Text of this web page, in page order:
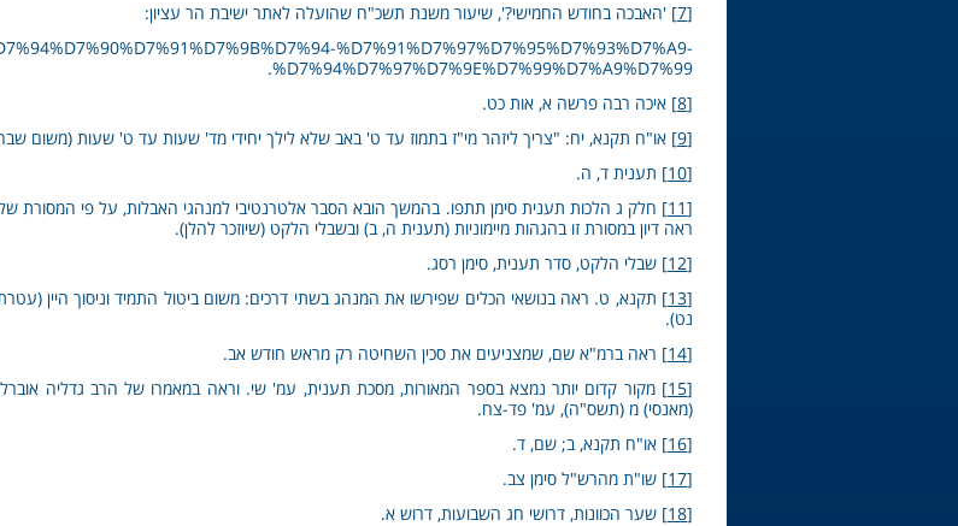
[7]
'האבכה בחודש החמישי?', שיעור משנת תשכ"ח שהועלה לאתר ישיבת הר עציון:
%D7%91%D7%97%D7%95%D7%93%D7%A9-
%D7%94%D7%97%D7%9E%D7%99%D7%A9%D7%99.
[8]
איכה רבה פרשה א, אות כט.
[9]
או"ח תקנא, יח: "צריך ליזהר מי"ז בתמוז עד ט' באב שלא לילך יחידי מד' שעות עד ט' שעות (משום
[10]
תענית ד, ה.
[11]
חלק ג הלכות תענית סימן תתפו. בהמשך הובא הסבר אלטרנטיבי למנהגי האבלות, על פי המסורת
ראה דיון במסורת זו בהגהות מיימוניות (תענית ה, ב) ובשבלי הלקט (שיוזכר להלן).
[12]
שבלי הלקט, סדר תענית, סימן רסג.
[13]
תקנא, ט. ראה בנושאי הכלים שפירשו את המנהג בשתי דרכים: משום ביטול התמיד וניסוך היין
נט).
[14]
ראה ברמ"א שם, שמצניעים את סכין השחיטה רק מראש חודש אב.
[15]
מקור קדום יותר נמצא בספר המאורות, מסכת תענית, עמ' שי. וראה במאמרו של הרב גדליה
(מאנסי) מ (תשס"ה), עמ' פד-צח.
[16]
או"ח תקנא, ב; שם, ד.
[17]
שו"ת מהרש"ל סימן צב.
[18]
שער הכוונות, דרושי חג השבועות, דרוש א.